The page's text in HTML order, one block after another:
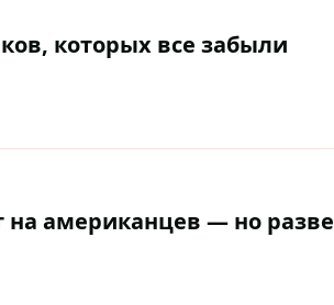
которых все забыли
на американцев — но разве